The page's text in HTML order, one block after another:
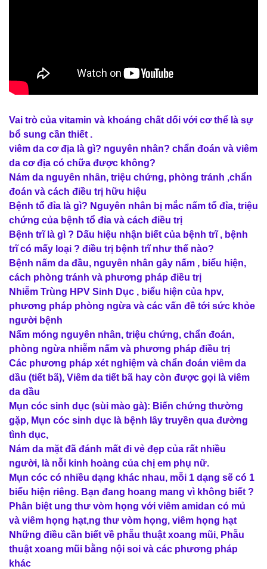
Vai trò của vitamin và khoáng chất dối với cơ thể là sự
bổ sung cần thiết .
viêm da cơ địa là gì? nguyên nhân? chẩn đoán và viêm
da cơ địa có chữa được không?
Nám da nguyên nhân, triệu chứng, phòng tránh ,chẩn
đoán và cách điều trị hữu hiệu
Bệnh tổ đỉa là gì? Nguyên nhân bị mắc nấm tổ đỉa, triệu
chứng của bệnh tổ đỉa và cách điều trị
Bệnh trĩ là gì ? Dấu hiệu nhận biết của bệnh trĩ , bệnh
trĩ có mấy loại ? điều trị bệnh trĩ như thế nào?
Bệnh nấm da đầu, nguyên nhân gây nấm , biểu hiện,
cách phòng tránh và phương pháp điều trị
Nhiễm Trùng HPV Sinh Dục , biểu hiện của hpv,
phương pháp phòng ngừa và các vấn đề tới sức khỏe
người bệnh
Nấm móng nguyên nhân, triệu chứng, chẩn đoán,
phòng ngừa nhiễm nấm và phương pháp điều trị
Các phương pháp xét nghiệm và chẩn đoán viêm da
dầu (tiết bã), Viêm da tiết bã hay còn được gọi là viêm
da dầu
Mụn cóc sinh dục (sùi mào gà): Biến chứng thường
gặp, Mụn cóc sinh dục là bệnh lây truyền qua đường
tình dục,
Nám da mặt đã đánh mất đi vẻ đẹp của rất nhiều
người, là nỗi kinh hoàng của chị em phụ nữ.
Mụn cóc có nhiều dạng khác nhau, mỗi 1 dạng sẽ có 1
biểu hiện riêng. Bạn đang hoang mang vì không biết ?
Phân biệt ung thư vòm họng với viêm amidan có mủ
và viêm họng hạt,ng thư vòm họng, viêm họng hạt
Những điều cần biết về phẫu thuật xoang mũi, Phẫu
thuật xoang mũi bằng nội soi và các phương pháp
khác